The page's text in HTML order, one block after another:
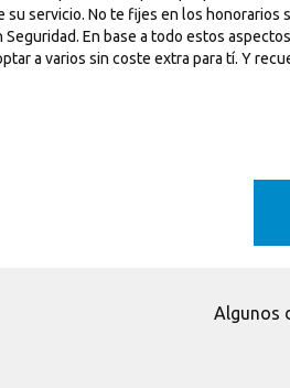
servicio. No te fijes en los
En base a todo estos
a varios sin coste extra para tí. Y
Algunos